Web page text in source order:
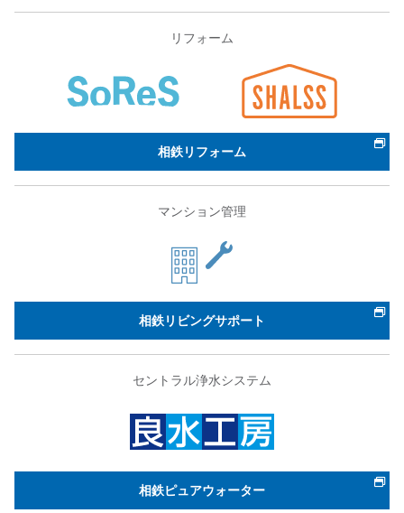
リフォーム
相鉄リフォーム
マンション管理
相鉄リビングサポート
セントラル浄水システム
相鉄ピュアウォーター